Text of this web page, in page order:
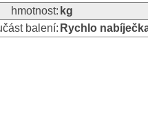
hmotnost: kg
balení: Rychlo